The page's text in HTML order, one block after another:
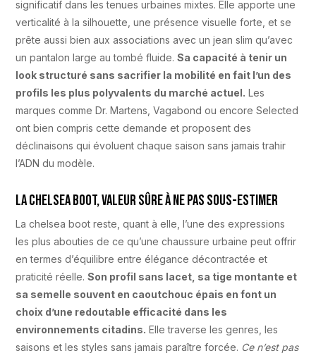
significatif dans les tenues urbaines mixtes. Elle apporte une
verticalité à la silhouette, une présence visuelle forte, et se
prête aussi bien aux associations avec un jean slim qu’avec
un pantalon large au tombé fluide.Sa capacité à tenir un
look structuré sans sacrifier la mobilité en fait l’un des
profils les plus polyvalents du marché actuel. Les
marques comme Dr. Martens, Vagabond ou encore Selected
ont bien compris cette demande et proposent des
déclinaisons qui évoluent chaque saison sans jamais trahir
l’ADN du modèle.
La chelsea boot, valeur sûre à ne pas sous-estimer
La chelsea boot reste, quant à elle, l’une des expressions
les plus abouties de ce qu’une chaussure urbaine peut offrir
en termes d’équilibre entre élégance décontractée et
praticité réelle.Son profil sans lacet, sa tige montante et
sa semelle souvent en caoutchouc épais en font un
choix d’une redoutable efficacité dans les
environnements citadins. Elle traverse les genres, les
saisons et les styles sans jamais paraître forcée. Ce n’est pas